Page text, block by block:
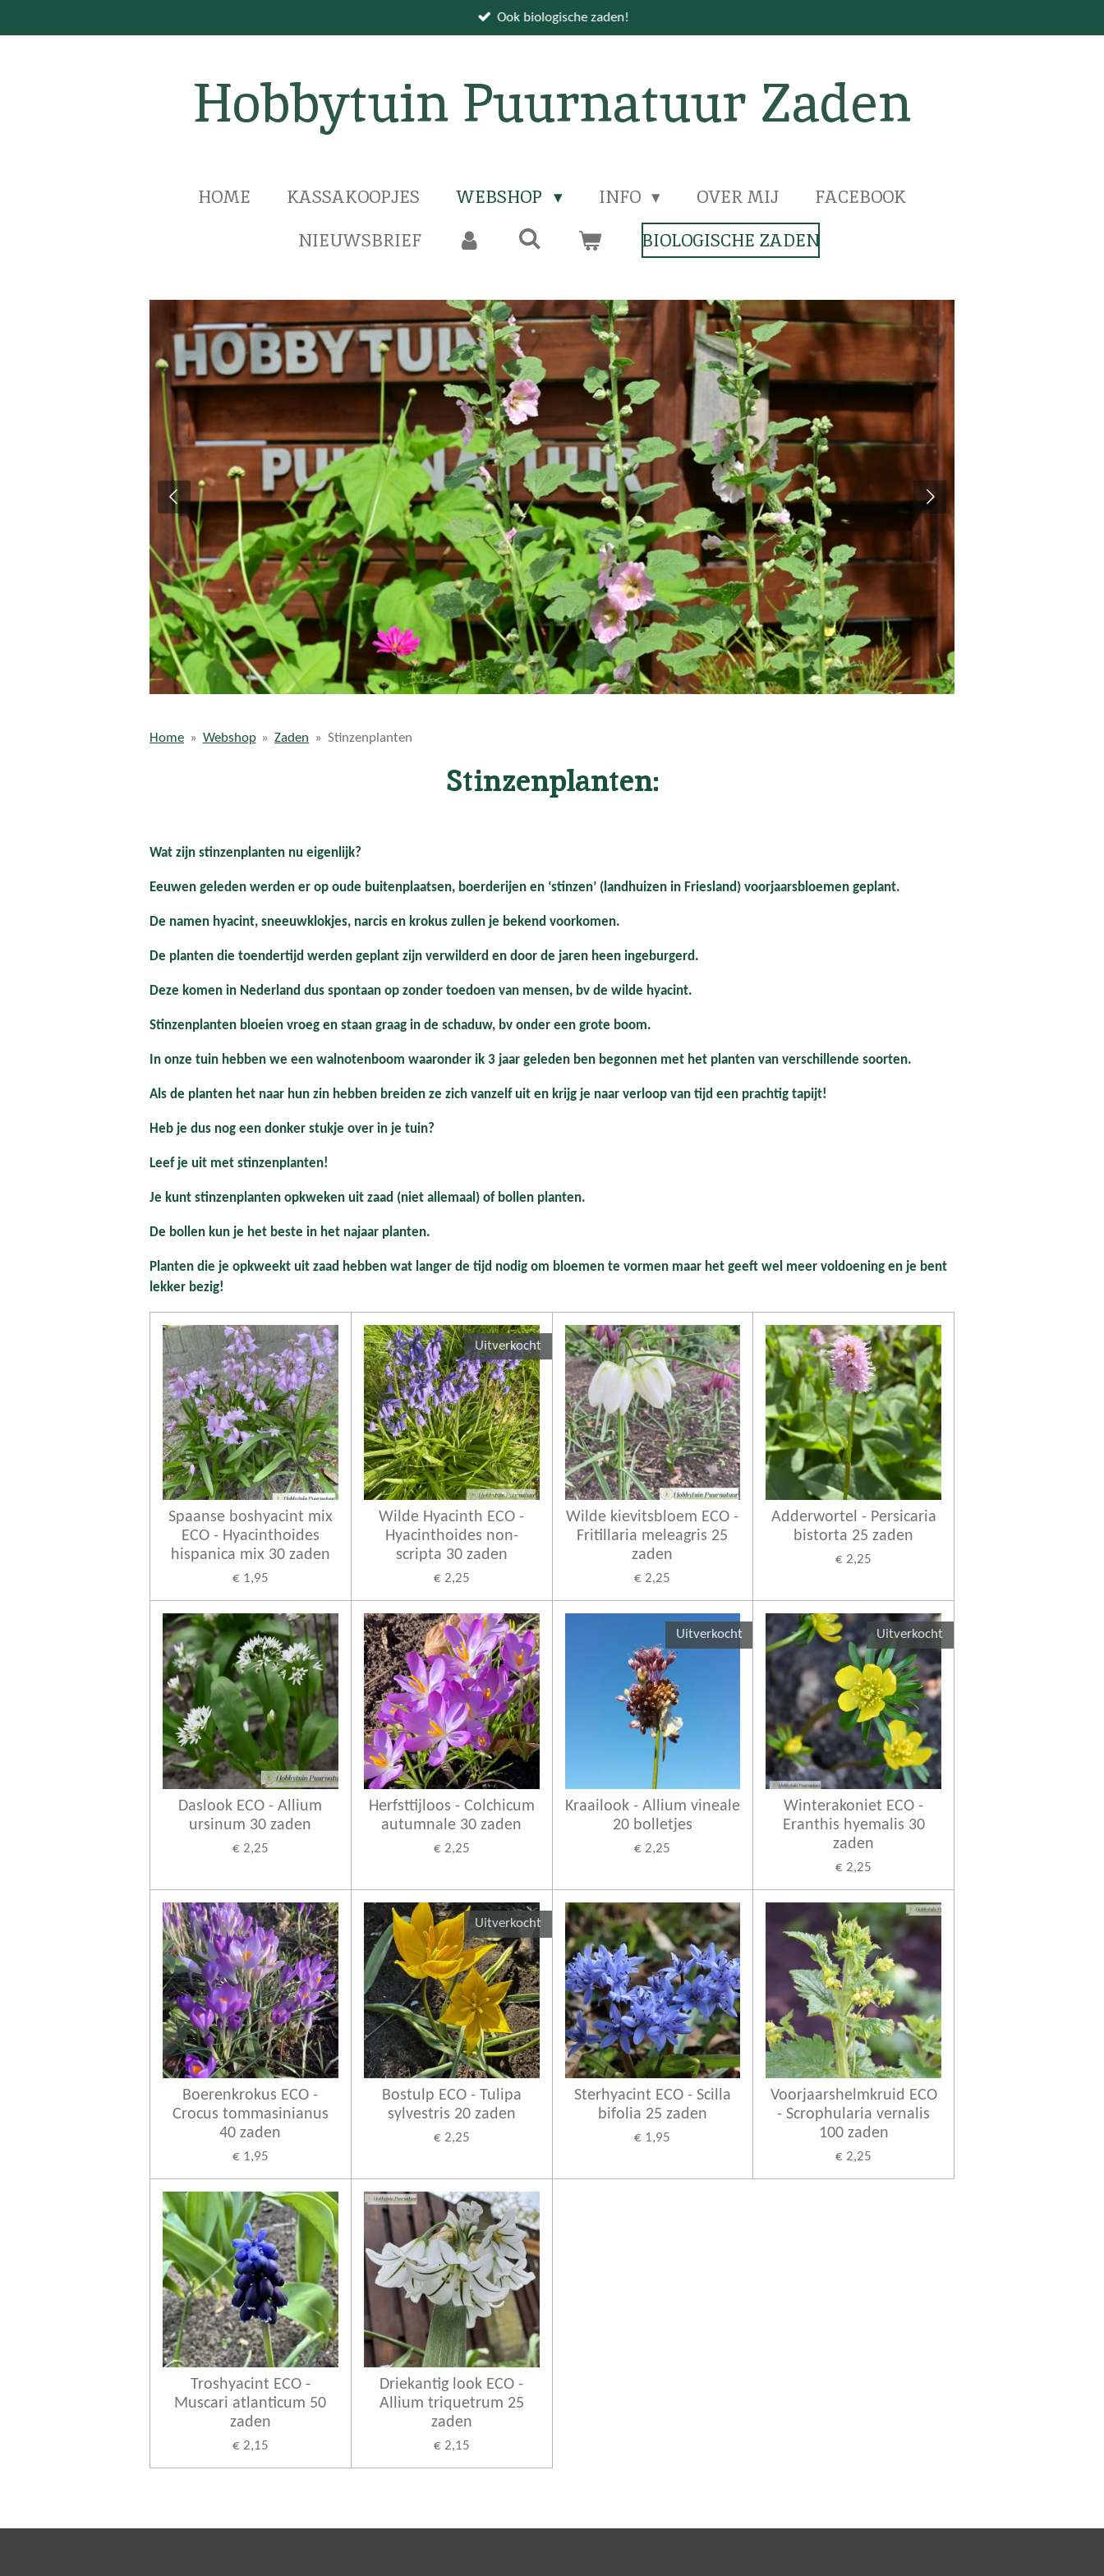
direct
Ook biologische zaden!
Hobbytuin Puurnatuur Zaden
HOME KASSAKOOPJES WEBSHOP INFO OVER MIJ
FACEBOOK
NIEUWSBRIEF
BIOLOGISCHE ZADEN
Home » Webshop » Zaden » Stinzenplanten
Stinzenplanten:
Wat zijn stinzenplanten nu eigenlijk?
Eeuwen geleden werden er op oude buitenplaatsen, boerderijen en ‘stinzen’ (landhuizen in Friesland) voorjaarsbloemen geplant.
De namen hyacint, sneeuwklokjes, narcis en krokus zullen je bekend voorkomen.
De planten die toendertijd werden geplant zijn verwilderd en door de jaren heen ingeburgerd.
Deze komen in Nederland dus spontaan op zonder toedoen van mensen, bv de wilde hyacint.
Stinzenplanten bloeien vroeg en staan graag in de schaduw, bv onder een grote boom.
In onze tuin hebben we een walnotenboom waaronder ik 3 jaar geleden ben begonnen met het planten van verschillende soorten.
Als de planten het naar hun zin hebben breiden ze zich vanzelf uit en krijg je naar verloop van tijd een prachtig tapijt!
Heb je dus nog een donker stukje over in je tuin?
Leef je uit met stinzenplanten!
Je kunt stinzenplanten opkweken uit zaad (niet allemaal) of bollen planten.
De bollen kun je het beste in het najaar planten.
Planten die je opkweekt uit zaad hebben wat langer de tijd nodig om bloemen te vormen maar het geeft wel meer voldoening en je bent
lekker bezig!
Spaanse boshyacint mix
ECO - Hyacinthoides
hispanica mix 30 zaden
€ 1,95
Uitverkocht
Wilde Hyacinth ECO -
Hyacinthoides non-
scripta 30 zaden
€ 2,25
Wilde kievitsbloem ECO -
Fritillaria meleagris 25
zaden
€ 2,25
Adderwortel - Persicaria
bistorta 25 zaden
€ 2,25
Daslook ECO - Allium
ursinum 30 zaden
€ 2,25
Herfsttijloos - Colchicum
autumnale 30 zaden
€ 2,25
Uitverkocht
Kraailook - Allium vineale
20 bolletjes
€ 2,25
Uitverkocht
Winterakoniet ECO -
Eranthis hyemalis 30
zaden
€ 2,25
Boerenkrokus ECO -
Crocus tommasinianus
40 zaden
€ 1,95
Uitverkocht
Bostulp ECO - Tulipa
sylvestris 20 zaden
€ 2,25
Sterhyacint ECO - Scilla
bifolia 25 zaden
€ 1,95
Voorjaarshelmkruid ECO
- Scrophularia vernalis
100 zaden
€ 2,25
Troshyacint ECO -
Muscari atlanticum 50
zaden
€ 2,15
Driekantig look ECO -
Allium triquetrum 25
zaden
€ 2,15